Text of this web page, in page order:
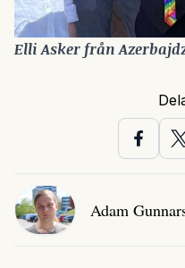
Elli Asker från
Adam